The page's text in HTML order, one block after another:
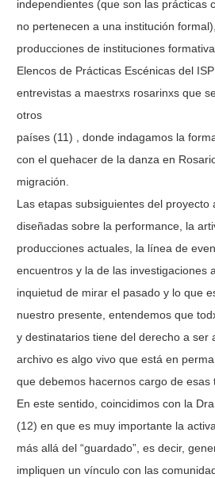
independientes (que son las prácticas
no pertenecen a una institución
producciones de instituciones
Elencos de Prácticas Escénicas del
entrevistas a maestrxs rosarinxs que
otros
países (11) , donde indagamos la
con el quehacer de la danza en
migración.
Las etapas subsiguientes del proyecto
diseñadas sobre la performance, la
producciones actuales, la línea de
encuentros y la de las investigaciones
inquietud de mirar el pasado y lo que
nuestro presente, entendemos que
y destinatarios tiene del derecho a ser
archivo es algo vivo que está en
que debemos hacernos cargo de esas
En este sentido, coincidimos con la
(12) en que es muy importante la
más allá del “guardado”, es decir,
impliquen un vínculo con las